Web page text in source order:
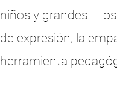
niños y grandes.
de expresión, la
herramienta